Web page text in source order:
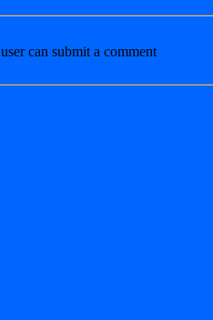
can submit a comment